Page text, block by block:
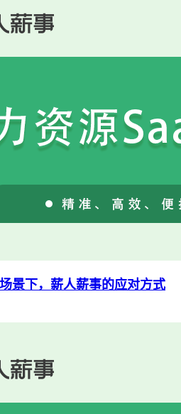
景下，薪人薪事的应对方式